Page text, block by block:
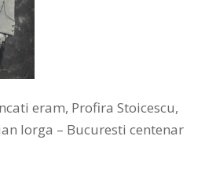
eram, Profira Stoicescu,
Iorga – Bucuresti centenar